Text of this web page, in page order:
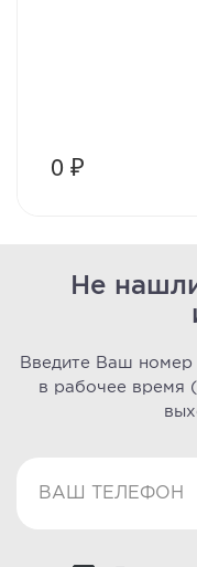
0 ₽
Не
Введите Ваш
в рабочее время